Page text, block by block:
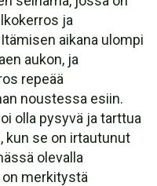
ja
aikana ulompi
aukon, ja
repeää
noustessa esiin.
olla pysyvä ja tarttua
kun se on irtautunut
olevalla
merkitystä